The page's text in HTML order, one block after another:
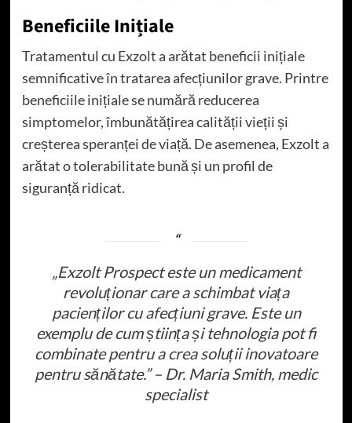
Beneficiile Inițiale
Tratamentul cu Exzolt a arătat beneficii inițiale
semnificative în tratarea afecțiunilor grave. Printre
beneficiile inițiale se numără reducerea
simptomelor, îmbunătățirea calității vieții și
creșterea speranței de viață. De asemenea, Exzolt a
arătat o tolerabilitate bună și un profil de
siguranță ridicat.
„Exzolt Prospect este un medicament
revoluționar care a schimbat viața
pacienților cu afecțiuni grave. Este un
exemplu de cum știința și tehnologia pot fi
combinate pentru a crea soluții inovatoare
pentru sănătate.” – Dr. Maria Smith, medic
specialist